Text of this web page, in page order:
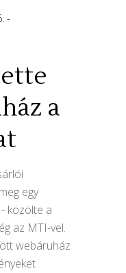
a
egy
közölte a
az MTI-vel.
webáruház